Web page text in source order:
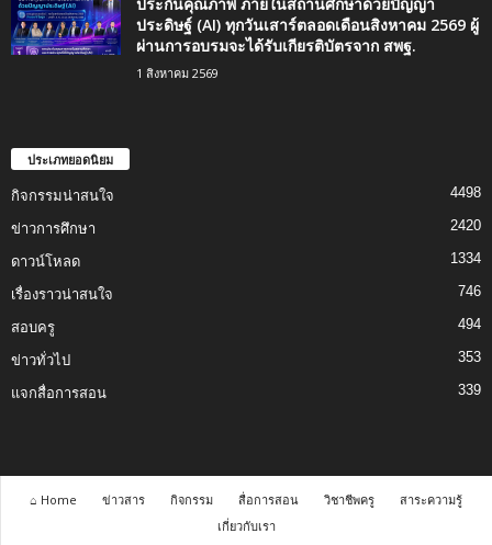
ประดิษฐ์ (AI) ทุกวันเสาร์ตลอดเดือนสิงหาคม 2569 ผู้
ผ่านการอบรมจะได้รับเกียรติบัตรจาก สพฐ.
1 สิงหาคม 2569
ประเภทยอดนิยม
กิจกรรมน่าสนใจ 4498
ข่าวการศึกษา 2420
ดาวน์โหลด 1334
เรื่องราวน่าสนใจ 746
สอบครู 494
ข่าวทั่วไป 353
แจกสื่อการสอน 339
⌂ Home ข่าวสาร กิจกรรม สื่อการสอน วิชาชีพครู
สาระความรู้
เกี่ยวกับเรา